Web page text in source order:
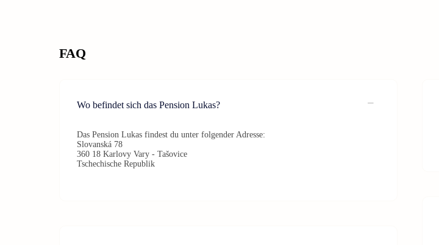
FAQ
Wo befindet sich das Pension Lukas?
Das Pension Lukas findest du unter folgender Adresse:
Slovanská 78
360 18 Karlovy Vary - Tašovice
Tschechische Republik